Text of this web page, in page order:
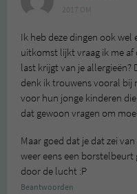
Ik heb deze dingen ook wel
uitkomst lijkt vraag ik me
last krijgt van je allergieën?
denk ik trouwens vooral bij
voor hun jonge kinderen
dat gewoon vragen om
Maar goed dat je dat zei
weer eens een
door de lucht :P
Beantwoorden